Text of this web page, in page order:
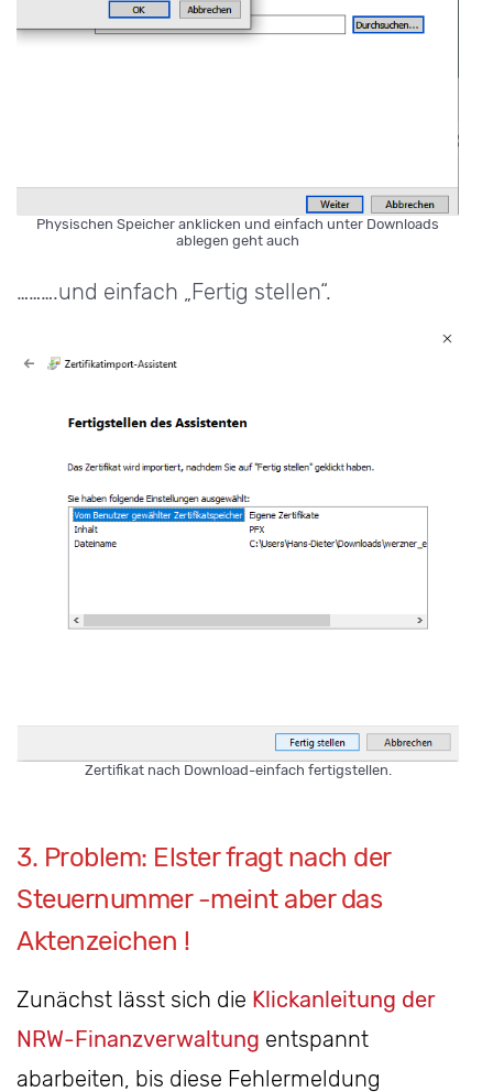
Physischen Speicher anklicken und einfach unter Downloads
ablegen geht auch
……….und einfach „Fertig stellen“.
Zertifikat nach Download-einfach fertigstellen.
3. Problem: Elster fragt nach der
Steuernummer -meint aber das
Aktenzeichen !
Zunächst lässt sich die Klickanleitung der
NRW-Finanzverwaltung entspannt
abarbeiten, bis diese Fehlermeldung